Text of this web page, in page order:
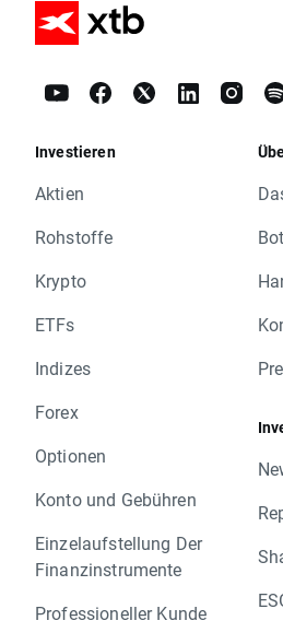
Investieren
Aktien
Rohstoffe
Krypto
ETFs
Indizes
Forex
Optionen
Konto und Gebühren
Einzelaufstellung Der
Finanzinstrumente
Professioneller Kunde